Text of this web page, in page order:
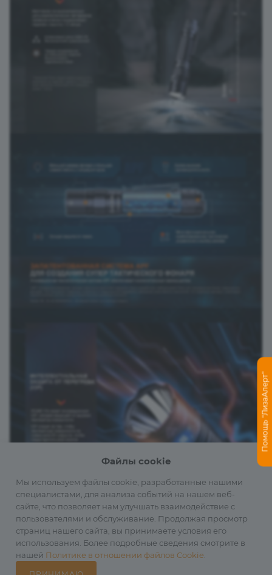
Файлы cookie
Мы используем файлы cookie, разработанные нашими
специалистами, для анализа событий на нашем веб-
сайте, что позволяет нам улучшать взаимодействие с
пользователями и обслуживание. Продолжая просмотр
страниц нашего сайта, вы принимаете условия его
использования. Более подробные сведения смотрите в
нашей Политике в отношении файлов Cookie
Помощь "ЛизаАлерт"